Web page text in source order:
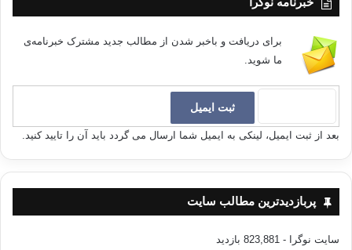
برای دریافت و باخبر شدن از مطالب جدید مشترک خبرنامه‌ی
ما شوید.
بعد از ثبت ایمیل، لینکی به ایمیل شما ارسال می گردد باید آن را تایید کنید.
پربازدیدترین مطالب سایت
سایت نوگرا - 823,881 بازدید